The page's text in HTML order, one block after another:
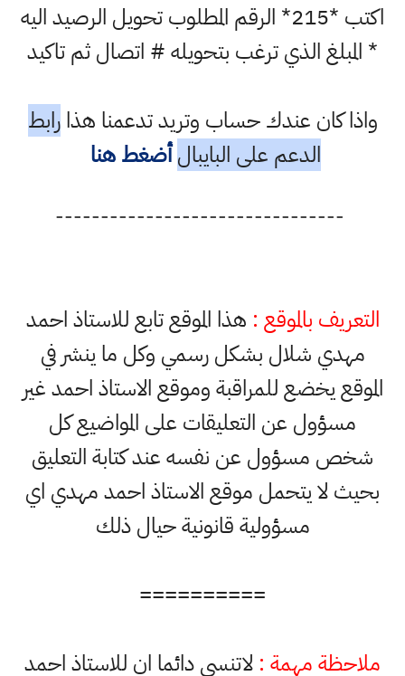
اكتب *215* الرقم المطلوب تحويل الرصيد اليه
* المبلغ الذي ترغب بتحويله # اتصال ثم تاكيد
واذا كان عندك حساب وتريد تدعمنا هذارابط
الدعم على البايبال أضغط هنا
--------------------------------
التعريف بالموقع : هذا الموقع تابع للاستاذ احمد
مهدي شلال بشكل رسمي وكل ما ينشر في
الموقع يخضع للمراقبة وموقع الاستاذ احمد غير
مسؤول عن التعليقات على المواضيع كل
شخص مسؤول عن نفسه عند كتابة التعليق
بحيث لا يتحمل موقع الاستاذ احمد مهدي اي
مسؤولية قانونية حيال ذلك
==========
ملاحظة مهمة : لاتنسى دائما ان للاستاذ احمد